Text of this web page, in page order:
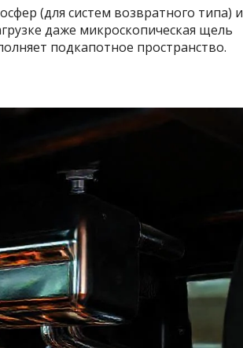
(для систем возвратного типа) и
даже микроскопическая щель
подкапотное пространство.